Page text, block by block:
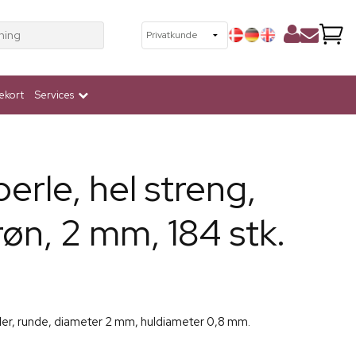
Services
hel streng,
2 mm, 184 stk.
runde, diameter 2 mm, huldiameter 0,8 mm.